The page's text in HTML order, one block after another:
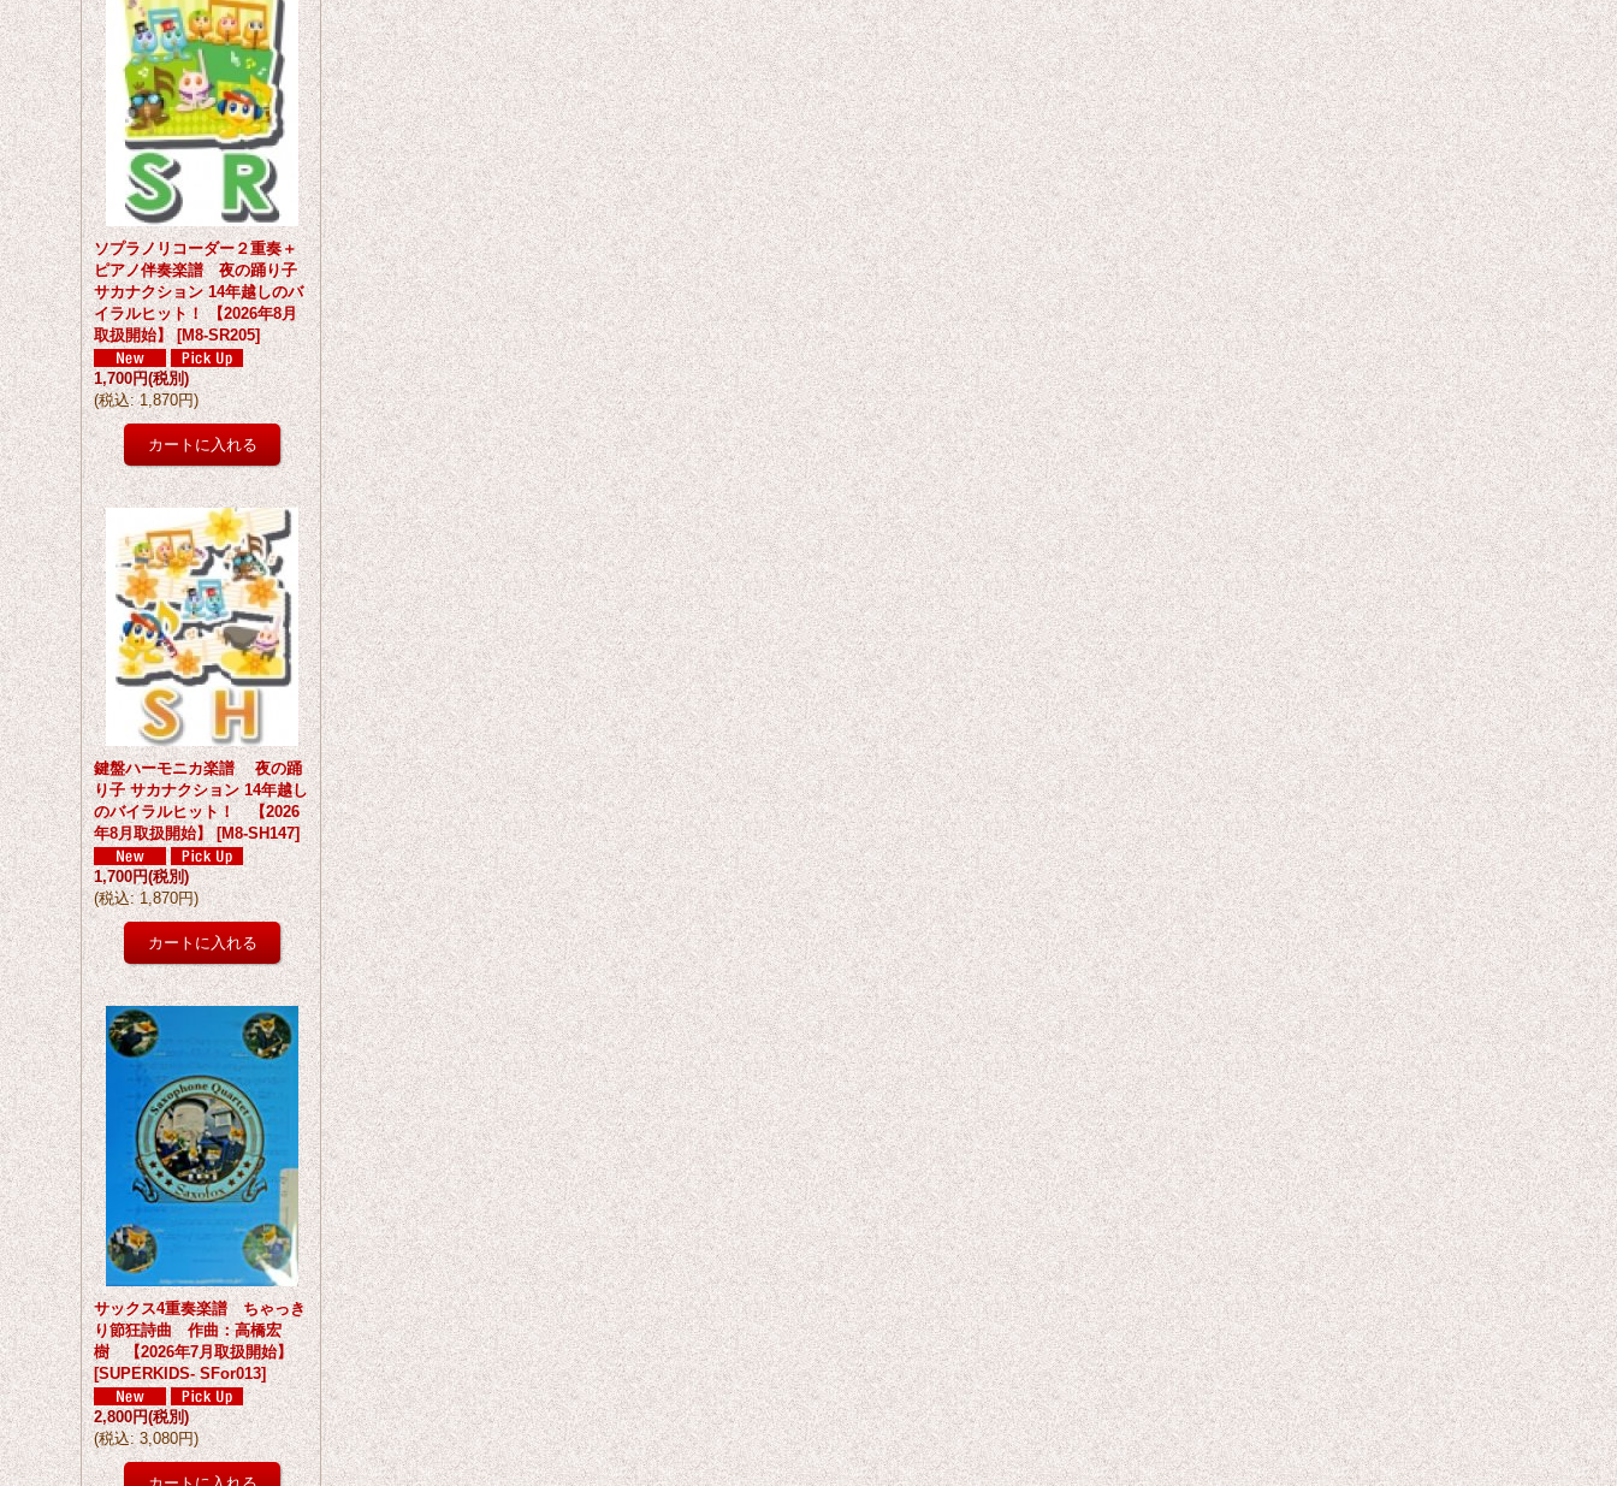
ソプラノリコーダー２重奏＋
ピアノ伴奏楽譜 夜の踊り子
サカナクション 14年越しのバ
イラルヒット！ 【2026年8月
取扱開始】 [M8-SR205]
1,700円(税別)
(税込: 1,870円)
鍵盤ハーモニカ楽譜 夜の踊
り子 サカナクション 14年越し
のバイラルヒット！ 【2026
年8月取扱開始】 [M8-SH147]
1,700円(税別)
(税込: 1,870円)
サックス4重奏楽譜 ちゃっき
り節狂詩曲 作曲：高橋宏
樹 【2026年7月取扱開始】
[SUPERKIDS- SFor013]
2,800円(税別)
(税込: 3,080円)